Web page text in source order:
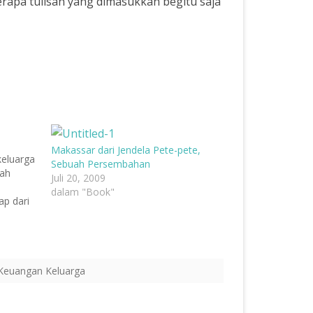
dari
Makassar dari Jendela Pete-pete,
Sebuah Persembahan
Juli 20, 2009
dalam "Book"
Keluarga